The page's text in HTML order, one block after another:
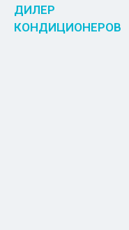
ДИЛЕР
КОНДИЦИОНЕРОВ